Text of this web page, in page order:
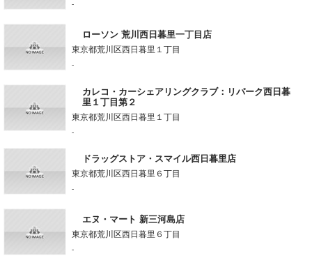
-
ローソン 荒川西日暮里一丁目店
東京都荒川区西日暮里１丁目
-
カレコ・カーシェアリングクラブ：リパーク西日暮
里１丁目第２
東京都荒川区西日暮里１丁目
-
ドラッグストア・スマイル西日暮里店
東京都荒川区西日暮里６丁目
-
エヌ・マート 新三河島店
東京都荒川区西日暮里６丁目
-